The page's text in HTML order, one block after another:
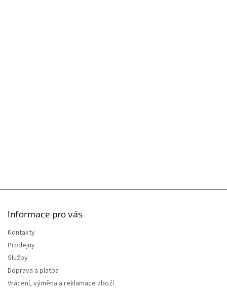
Informace pro vás
Kontakty
Prodejny
Služby
Doprava a platba
Vrácení, výměna a reklamace zboží